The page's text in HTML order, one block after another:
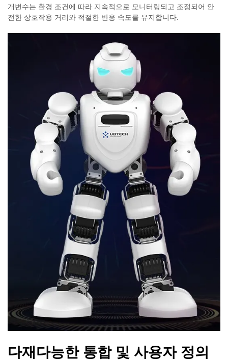
개변수는 환경 조건에 따라 지속적으로 모니터링되고 조정되어 안
전한 상호작용 거리와 적절한 반응 속도를 유지합니다.
다재다능한 통합 및 사용자 정의